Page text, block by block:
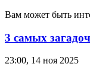
Вам может быть
3 самых
23:00, 14 ноя 2025